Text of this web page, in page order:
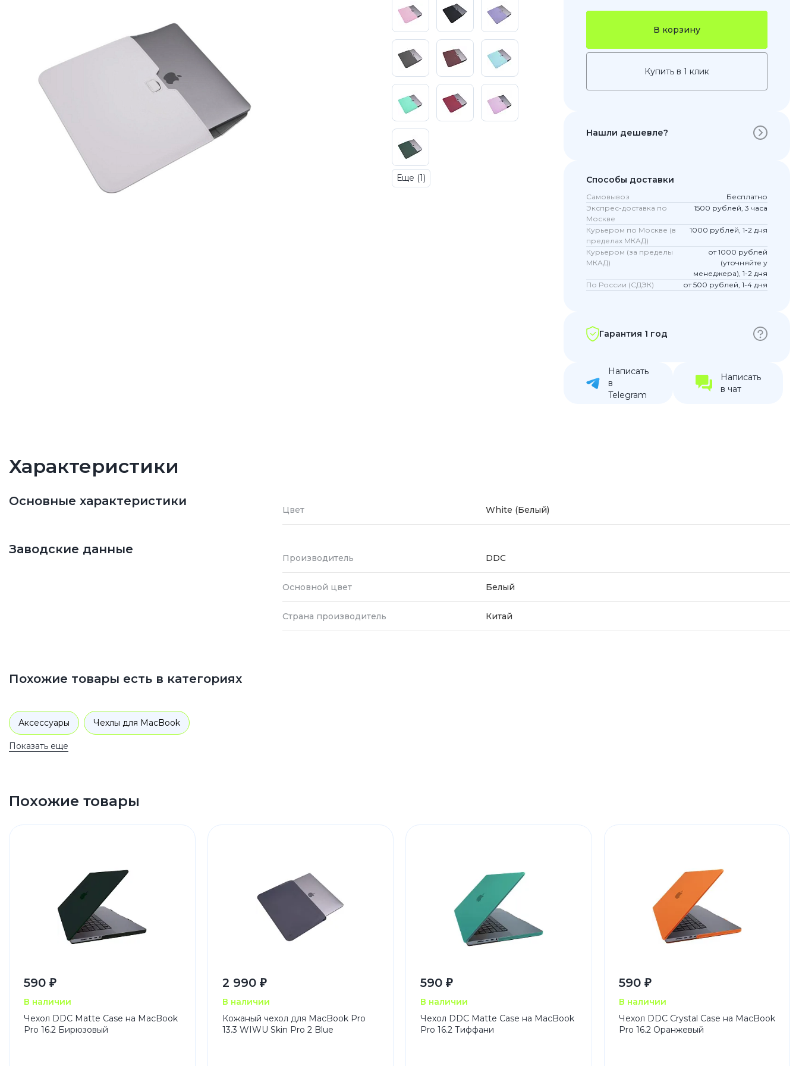
Pixel 9
Pixel 8
Pixel 7
Pixel 6
Poco Honor
Автомобильные держатели
Еще (1)
В корзину
Купить в 1 клик
Нашли дешевле?
Способы доставки
Самовывоз
Бесплатно
Экспрес-доставка по
Москве
1500 рублей, 3 часа
Курьером по Москве (в
пределах МКАД)
1000 рублей, 1-2 дня
Курьером (за пределы
МКАД)
от 1000 рублей
(уточняйте у
менеджера), 1-2 дня
По России (СДЭК)
от 500 рублей, 1-4 дня
Гарантия 1 год
Написать
в
Telegram
Написать
в чат
Характеристики
Основные характеристики
Цвет White (Белый)
Заводские данные
Производитель DDC
Основной цвет Белый
Страна производитель Китай
Похожие товары есть в категориях
Аксессуары Чехлы для MacBook
Показать еще
Похожие товары
590 ₽
В наличии
Чехол DDC Matte Case на MacBook
Pro 16.2 Бирюзовый
2 990 ₽
В наличии
Кожаный чехол для MacBook Pro
13.3 WIWU Skin Pro 2 Blue
590 ₽
В наличии
Чехол DDC Matte Case на MacBook
Pro 16.2 Тиффани
590 ₽
В наличии
Чехол DDC Crystal Case на MacBook
Pro 16.2 Оранжевый